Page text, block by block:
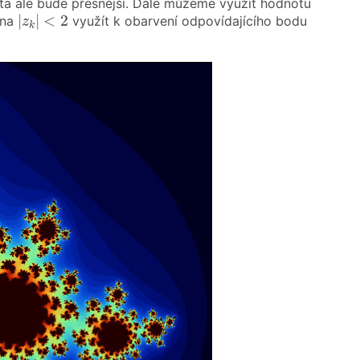
|zk | < 2
|zk|<2 využít k obarvení odpovídajícího bodu